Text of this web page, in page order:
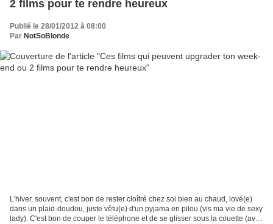
2 films pour te rendre heureux
Publié le 28/01/2012 à 08:00
Par NotSoBlonde
L'hiver, souvent, c'est bon de rester cloîtré chez soi bien au chaud, lové(e)
dans un plaid-doudou, juste vêtu(e) d'un pyjama en pilou (vis ma vie de sexy
lady). C'est bon de couper le téléphone et de se glisser sous la couette (avec